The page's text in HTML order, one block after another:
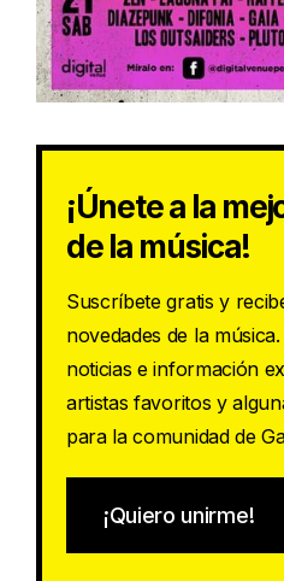
¡Únete a la
de la música!
Suscríbete gratis y
novedades de la
noticias e información
artistas favoritos y
para la comunidad de
¡Quiero unirme!